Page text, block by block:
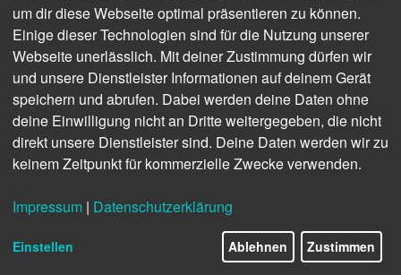
um dir diese Webseite optimal präsentieren zu können.
Einige dieser Technologien sind für die Nutzung unserer
Webseite unerlässlich. Mit deiner Zustimmung dürfen wir
und unsere Dienstleister Informationen auf deinem Gerät
speichern und abrufen. Dabei werden deine Daten ohne
deine Einwilligung nicht an Dritte weitergegeben, die nicht
direkt unsere Dienstleister sind. Deine Daten werden wir zu
keinem Zeitpunkt für kommerzielle Zwecke verwenden.
Impressum | Datenschutzerklärung
Einstellen Ablehnen Zustimmen